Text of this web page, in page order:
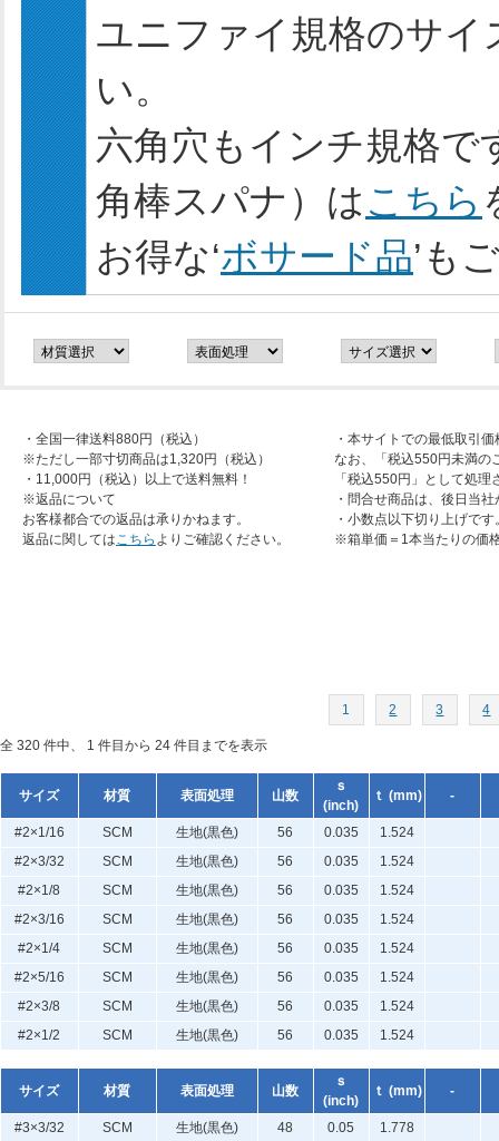
ユニファイ規格のサイ
い。
六角穴もインチ規格で
角棒スパナ）は こちら
お得な‘ボサード品’も
・全国一律送料880円（税込）
※ただし一部寸切商品は1,320円（税込）
・11,000円（税込）以上で送料無料！
※返品について
お客様都合での返品は承りかねます。
返品に関してはこちら よりご確認ください。
・本サイトでの最低取引
なお、「税込550円未満の
「税込550円」として処
・問合せ商品は、後日当
・小数点以下切り上げです
※箱単価＝1本当たりの価
1 2 3 4
全 320 件中、 1 件目から 24 件目までを表示
サイズ 材質 表面処理 山数
ｓ
(inch)
ｔ (mm) -
#2×1/16 SCM 生地(黒色) 56 0.035
1.524
#2×3/32
SCM 生地(黒色) 56 0.035
1.524
#2×1/8
SCM 生地(黒色) 56 0.035
1.524
#2×3/16
SCM 生地(黒色) 56 0.035
1.524
#2×1/4
SCM 生地(黒色) 56 0.035
1.524
#2×5/16
SCM 生地(黒色) 56 0.035
1.524
#2×3/8
SCM 生地(黒色) 56 0.035
1.524
#2×1/2
SCM 生地(黒色) 56 0.035 1.524
サイズ 材質 表面処理 山数
ｓ
(inch)
ｔ (mm) -
#3×3/32 SCM 生地(黒色) 48 0.05 1.778